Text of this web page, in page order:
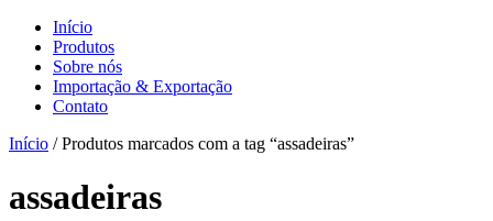
Início
Produtos
Sobre nós
Importação & Exportação
Contato
Início / Produtos marcados com a tag “assadeiras”
assadeiras